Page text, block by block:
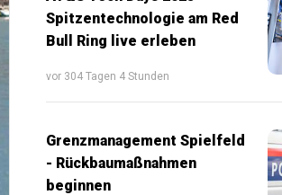
Spitzentechnologie am Red
Bull Ring live erleben
vor 304 Tagen 4 Stunden
Grenzmanagement Spielfeld
- Rückbaumaßnahmen
beginnen